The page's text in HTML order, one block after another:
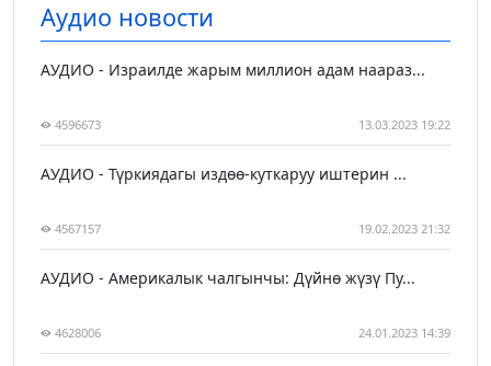
Аудио новости
АУДИО - Израилде жарым миллион адам наараз...
4596673 13.03.2023 19:22
АУДИО - Түркиядагы издөө-куткаруу иштерин ...
4567157 19.02.2023 21:32
АУДИО - Америкалык чалгынчы: Дүйнө жүзү Пу...
4628006 24.01.2023 14:39